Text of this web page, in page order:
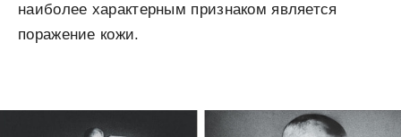
наиболее характерным признаком является
поражение кожи.